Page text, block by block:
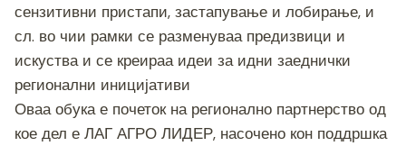
сензитивни пристапи, застапување и лобирање, и
сл. во чии рамки се разменуваа предизвици и
искуства и се креираа идеи за идни заеднички
регионални иницијативи
Оваа обука е почеток на регионално партнерство од
кое дел е ЛАГ АГРО ЛИДЕР, насочено кон поддршка